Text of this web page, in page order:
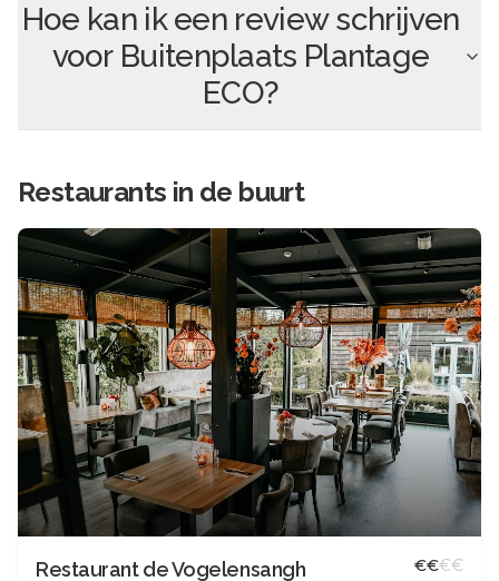
Hoe kan ik een review schrijven
voor Buitenplaats Plantage
ECO?
Restaurants in de buurt
Restaurant de Vogelensangh €€€€